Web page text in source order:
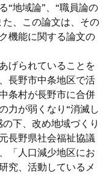
“地域論”、“職員論の
、この論文は、その
機能に関する論文の
げられていることを
長野市中条地区で活
条村が長野市に合併
力が弱くなり“消滅し
下、改め地域づくり
長野県社会福祉協議
「人口減少地区にお
究、活動しているメ